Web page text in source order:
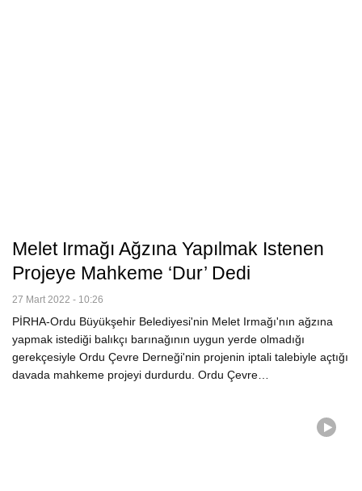
Melet Irmağı Ağzına Yapılmak Istenen
Projeye Mahkeme ‘dur’ Dedi
27 Mart 2022 - 10:26
PİRHA-Ordu Büyükşehir Belediyesi'nin Melet Irmağı'nın ağzına
yapmak istediği balıkçı barınağının uygun yerde olmadığı
gerekçesiyle Ordu Çevre Derneği'nin projenin iptali talebiyle açtığı
davada mahkeme projeyi durdurdu. Ordu Çevre…